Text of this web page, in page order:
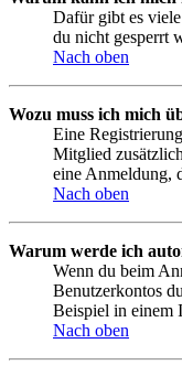
Dafür gibt es
du nicht gesperrt
Nach oben
Wozu muss ich mich
Eine
Mitglied
eine Anmeldung,
Nach oben
Warum werde ich
Wenn du beim
Benutzerkontos
Beispiel in einem
Nach oben